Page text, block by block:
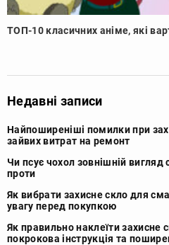
ТОП-10 класичних аніме, які
Недавні записи
Найпоширеніші помилки при
зайвих витрат на ремонт
Чи псує чохол зовнішній
проти
Як вибрати захисне скло для
увагу перед покупкою
Як правильно наклеїти захисне
покрокова інструкція та